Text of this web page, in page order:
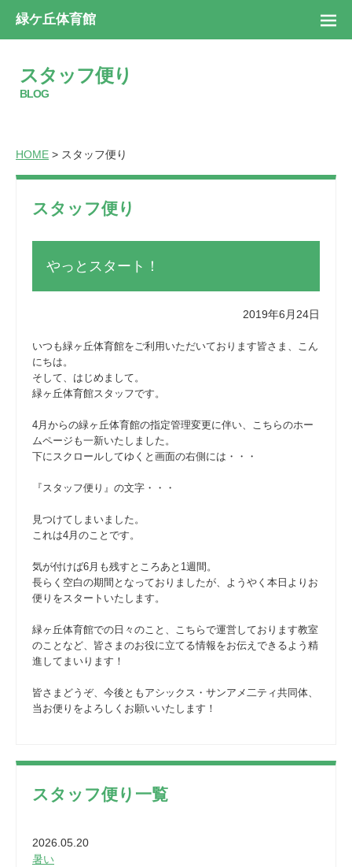
緑ケ丘体育館
スタッフ便り
BLOG
HOME > スタッフ便り
スタッフ便り
やっとスタート！
2019年6月24日
いつも緑ヶ丘体育館をご利用いただいております皆さま、こん
にちは。
そして、はじめまして。
緑ヶ丘体育館スタッフです。
4月からの緑ヶ丘体育館の指定管理変更に伴い、こちらのホー
ムページも一新いたしました。
下にスクロールしてゆくと画面の右側には・・・
『スタッフ便り』の文字・・・
見つけてしまいました。
これは4月のことです。
気が付けば6月も残すところあと1週間。
長らく空白の期間となっておりましたが、ようやく本日よりお
便りをスタートいたします。
緑ヶ丘体育館での日々のこと、こちらで運営しております教室
のことなど、皆さまのお役に立てる情報をお伝えできるよう精
進してまいります！
皆さまどうぞ、今後ともアシックス・サンアメ二ティ共同体、
当お便りをよろしくお願いいたします！
スタッフ便り一覧
2026.05.20
暑い